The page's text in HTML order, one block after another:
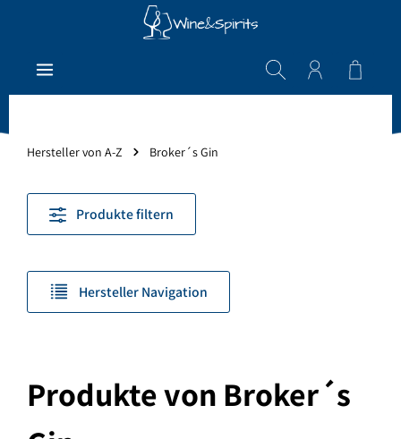
Zum Hauptinhalt springen
Hersteller von A-Z Broker´s Gin
Produkte filtern
Hersteller Navigation
Produkte von Broker´s